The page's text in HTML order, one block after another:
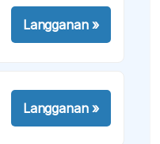
Langganan»
Langganan»